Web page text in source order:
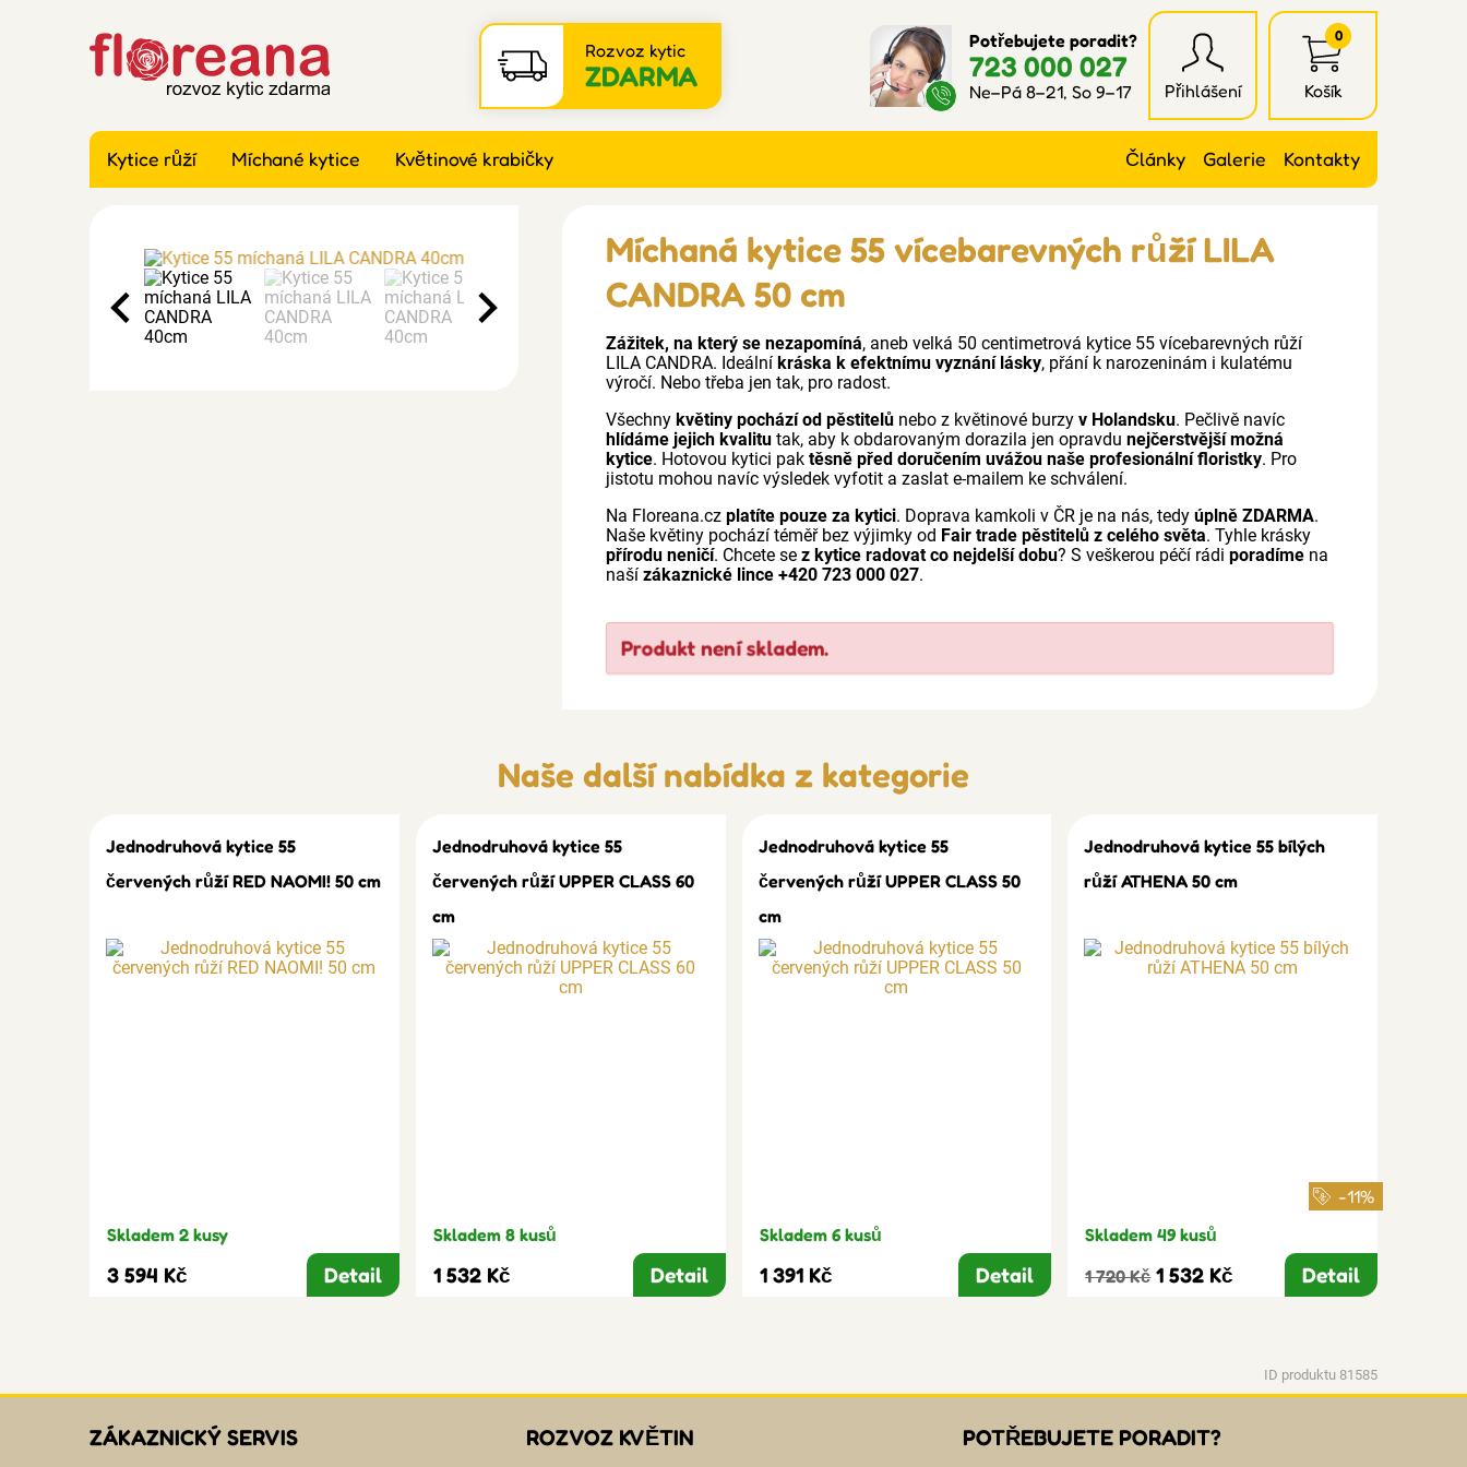
Rozvoz kytic
ZDARMA
Potřebujete poradit?
723 000 027
Ne–Pá 8–21, So 9–17 Přihlášení
0
Košík
Kytice růží Míchané kytice Květinové krabičky Články Galerie Kontakty
Míchaná kytice 55 vícebarevných růží LILA
CANDRA 50 cm
Zážitek, na který se nezapomíná, aneb velká 50 centimetrová kytice 55 vícebarevných růží
LILA CANDRA. Ideálníkráska k efektnímu vyznání lásky, přání k narozeninám i kulatému
výročí. Nebo třeba jen tak, pro radost.
Všechnykvětiny pochází od pěstitelů nebo z květinové burzyv Holandsku. Pečlivě navíc
hlídáme jejich kvalitu tak, aby k obdarovaným dorazila jen opravdunejčerstvější možná
kytice. Hotovou kytici paktěsně před doručením uvážou naše profesionální floristky. Pro
jistotu mohou navíc výsledek vyfotit a zaslat e-mailem ke schválení.
Na Floreana.czplatíte pouze za kytici. Doprava kamkoli v ČR je na nás, tedyúplně ZDARMA.
Naše květiny pochází téměř bez výjimky od Fair trade pěstitelů z celého světa. Tyhle krásky
přírodu neničí. Chcete sez kytice radovat co nejdelší dobu? S veškerou péčí rádiporadíme na
našízákaznické lince +420 723 000 027.
Produkt není skladem.
Naše další nabídka z kategorie
Jednodruhová kytice 55
červených růží RED NAOMI! 50 cm
Skladem 2 kusy
3 594 Kč Detail
Jednodruhová kytice 55
červených růží UPPER CLASS 60
cm
Skladem 8 kusů
1 532 Kč Detail
Jednodruhová kytice 55
červených růží UPPER CLASS 50
cm
Skladem 6 kusů
1 391 Kč Detail
Jednodruhová kytice 55 bílých
růží ATHENA 50 cm
-11%
Skladem 49 kusů
1 720 Kč 1 532 Kč Detail
ID produktu 81585
ZÁKAZNICKÝ SERVIS ROZVOZ KVĚTIN POTŘEBUJETE PORADIT?